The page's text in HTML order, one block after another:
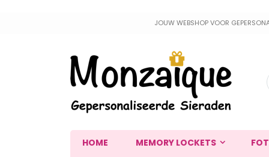
inhoud
JOUW WEBSHOP VOOR
HOME MEMORY LOCKETS